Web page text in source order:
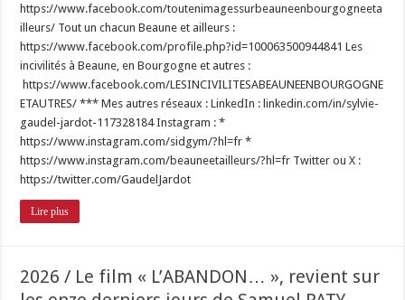
https://www.facebook.com/toutenimagessurbeauneenbourgogneeta
illeurs/ Tout un chacun Beaune et ailleurs :
https://www.facebook.com/profile.php?id=100063500944841 Les
incivilités à Beaune, en Bourgogne et autres :
https://www.facebook.com/LESINCIVILITESABEAUNEENBOURGOGNE
ETAUTRES/ *** Mes autres réseaux : LinkedIn : linkedin.com/in/sylvie-
gaudel-jardot-117328184 Instagram : *
https://www.instagram.com/sidgym/?hl=fr *
https://www.instagram.com/beauneetailleurs/?hl=fr Twitter ou X :
https://twitter.com/GaudelJardot
Lire plus
2026 / Le film « L’ABANDON… », revient sur